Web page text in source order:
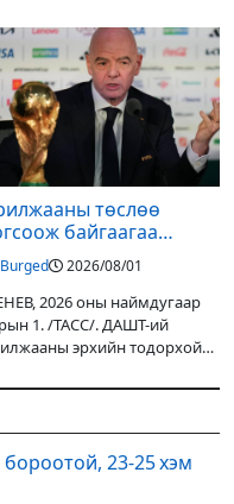
Ганга нуурыг
хамгаалах төслийг
төсвийн хөрөнгө
хийж буй.
төслөө
байгаагаа
мэдэгдэв
Burged 2026/08/01
2026 оны наймдугаар
1. /ТАСС/. ДАШТ-ий
эрхийн тодорхой
худалдах
ФИФА-гийн
Жанни
23-25 хэм